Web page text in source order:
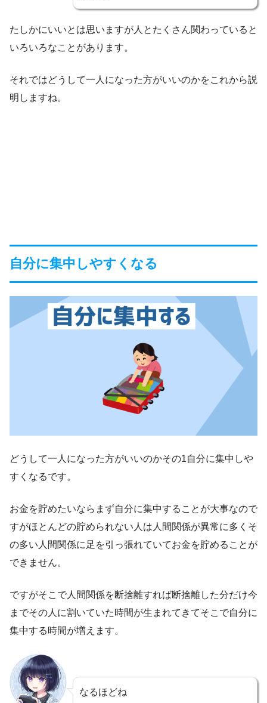
たしかにいいとは思いますが人とたくさん関わっていると
いろいろなことがあります。
それではどうして一人になった方がいいのかをこれから説
明しますね。
自分に集中しやすくなる
どうして一人になった方がいいのかその1自分に集中しや
すくなるです。
お金を貯めたいならまず自分に集中することが大事なので
すがほとんどの貯められない人は人間関係が異常に多くそ
の多い人間関係に足を引っ張れていてお金を貯めることが
できません。
ですがそこで人間関係を断捨離すれば断捨離した分だけ今
までその人に割いていた時間が生まれてきてそこで自分に
集中する時間が増えます。
なるほどね